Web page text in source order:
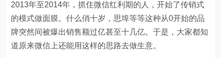
2013年至2014年，抓住微信红利期的人，开始了传销式
的模式做面膜。什么俏十岁，思埠等等这种从0开始的品
牌突然间被爆出销售额过亿甚至十几亿。于是，大家都知
道原来微信上还能用这样的思路去做生意。